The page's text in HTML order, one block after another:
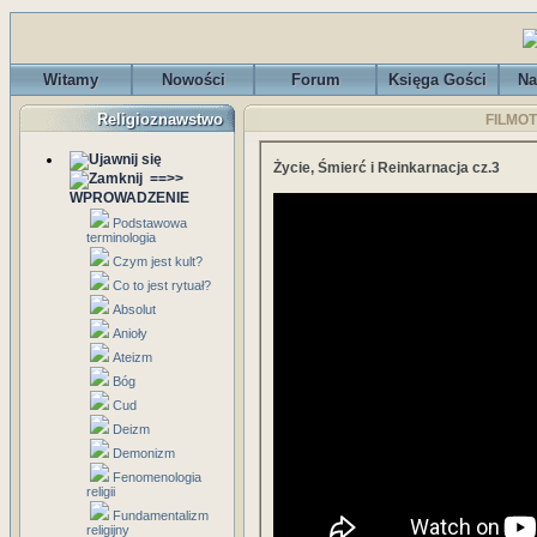
Witamy Nowości Forum Księga Gości
Religioznawstwo
==>>
WPROWADZENIE
Podstawowa
terminologia
Czym jest kult?
Co to jest rytuał?
Absolut
Anioły
Ateizm
Bóg
Cud
Deizm
Demonizm
Fenomenologia
religii
Fundamentalizm
religijny
Życie, Śmierć i Reinkarnacja cz.3